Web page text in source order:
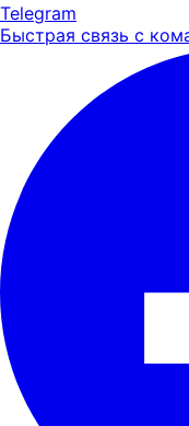
Telegram
Быстрая связь с